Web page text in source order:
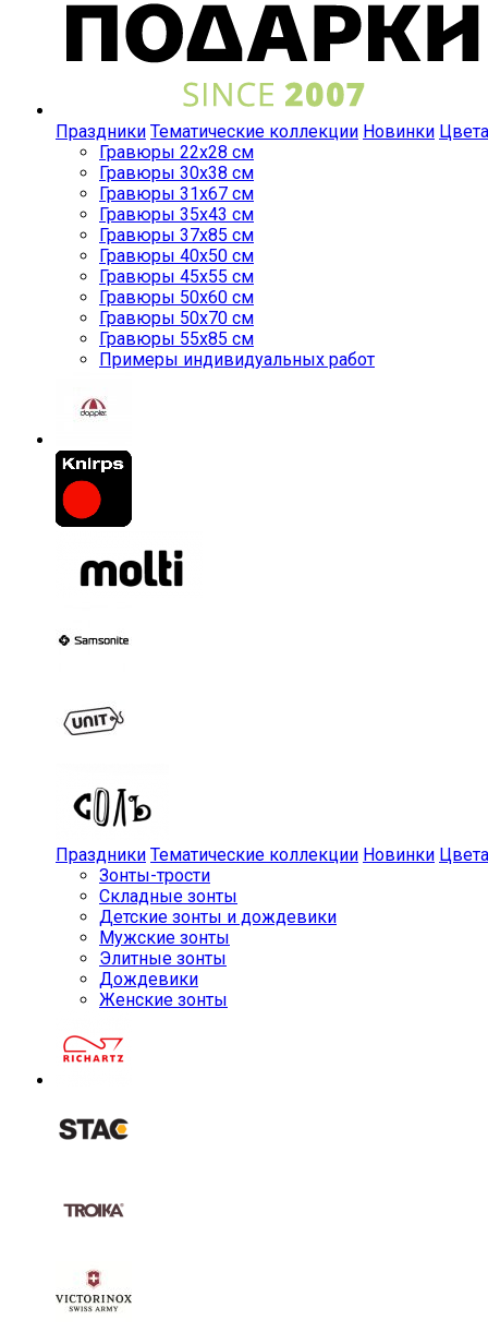
Праздники Тематические коллекции Новинки Цвета
Гравюры 22x28 см
Гравюры 30x38 см
Гравюры 31x67 см
Гравюры 35x43 см
Гравюры 37x85 см
Гравюры 40x50 см
Гравюры 45x55 см
Гравюры 50x60 см
Гравюры 50x70 см
Гравюры 55x85 см
Примеры индивидуальных работ
Праздники Тематические коллекции Новинки Цвета
Зонты-трости
Складные зонты
Детские зонты и дождевики
Мужские зонты
Элитные зонты
Дождевики
Женские зонты